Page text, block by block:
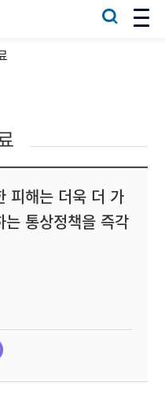
피해는 더욱 더 가
통상정책을 즉각